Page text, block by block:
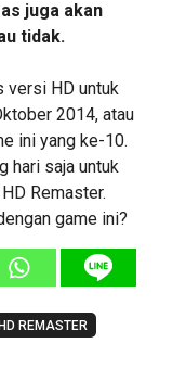
juga akan
tidak.
versi HD untuk
2014, atau
ini yang ke-10.
hari saja untuk
Remaster.
game ini?
HD REMASTER